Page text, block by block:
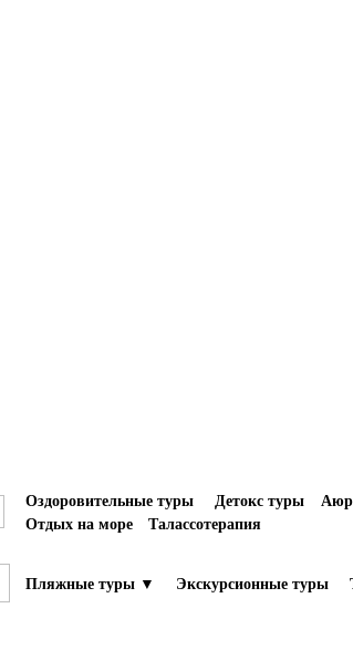
Оздоровительные туры Детокс туры
Отдых на море
Талассотерапия
Пляжные туры ▼ Экскурсионные туры